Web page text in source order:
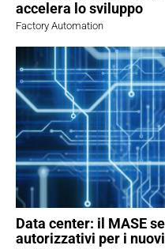
accelera lo sviluppo
Factory Automation
Data center: il MASE
autorizzativi per i